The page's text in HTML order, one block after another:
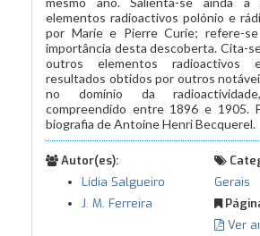
elementos radioactivos polónio e
por Marie e Pierre Curie; refere-
importância desta descoberta. Cita-
outros elementos radioactivos
resultados obtidos por outros
no domínio da
compreendido entre 1896 e 1905.
biografia de Antoine Henri Becquerel.
Autor(es):
Lídia Salgueiro
J. M. Ferreira
Gerais
Ver